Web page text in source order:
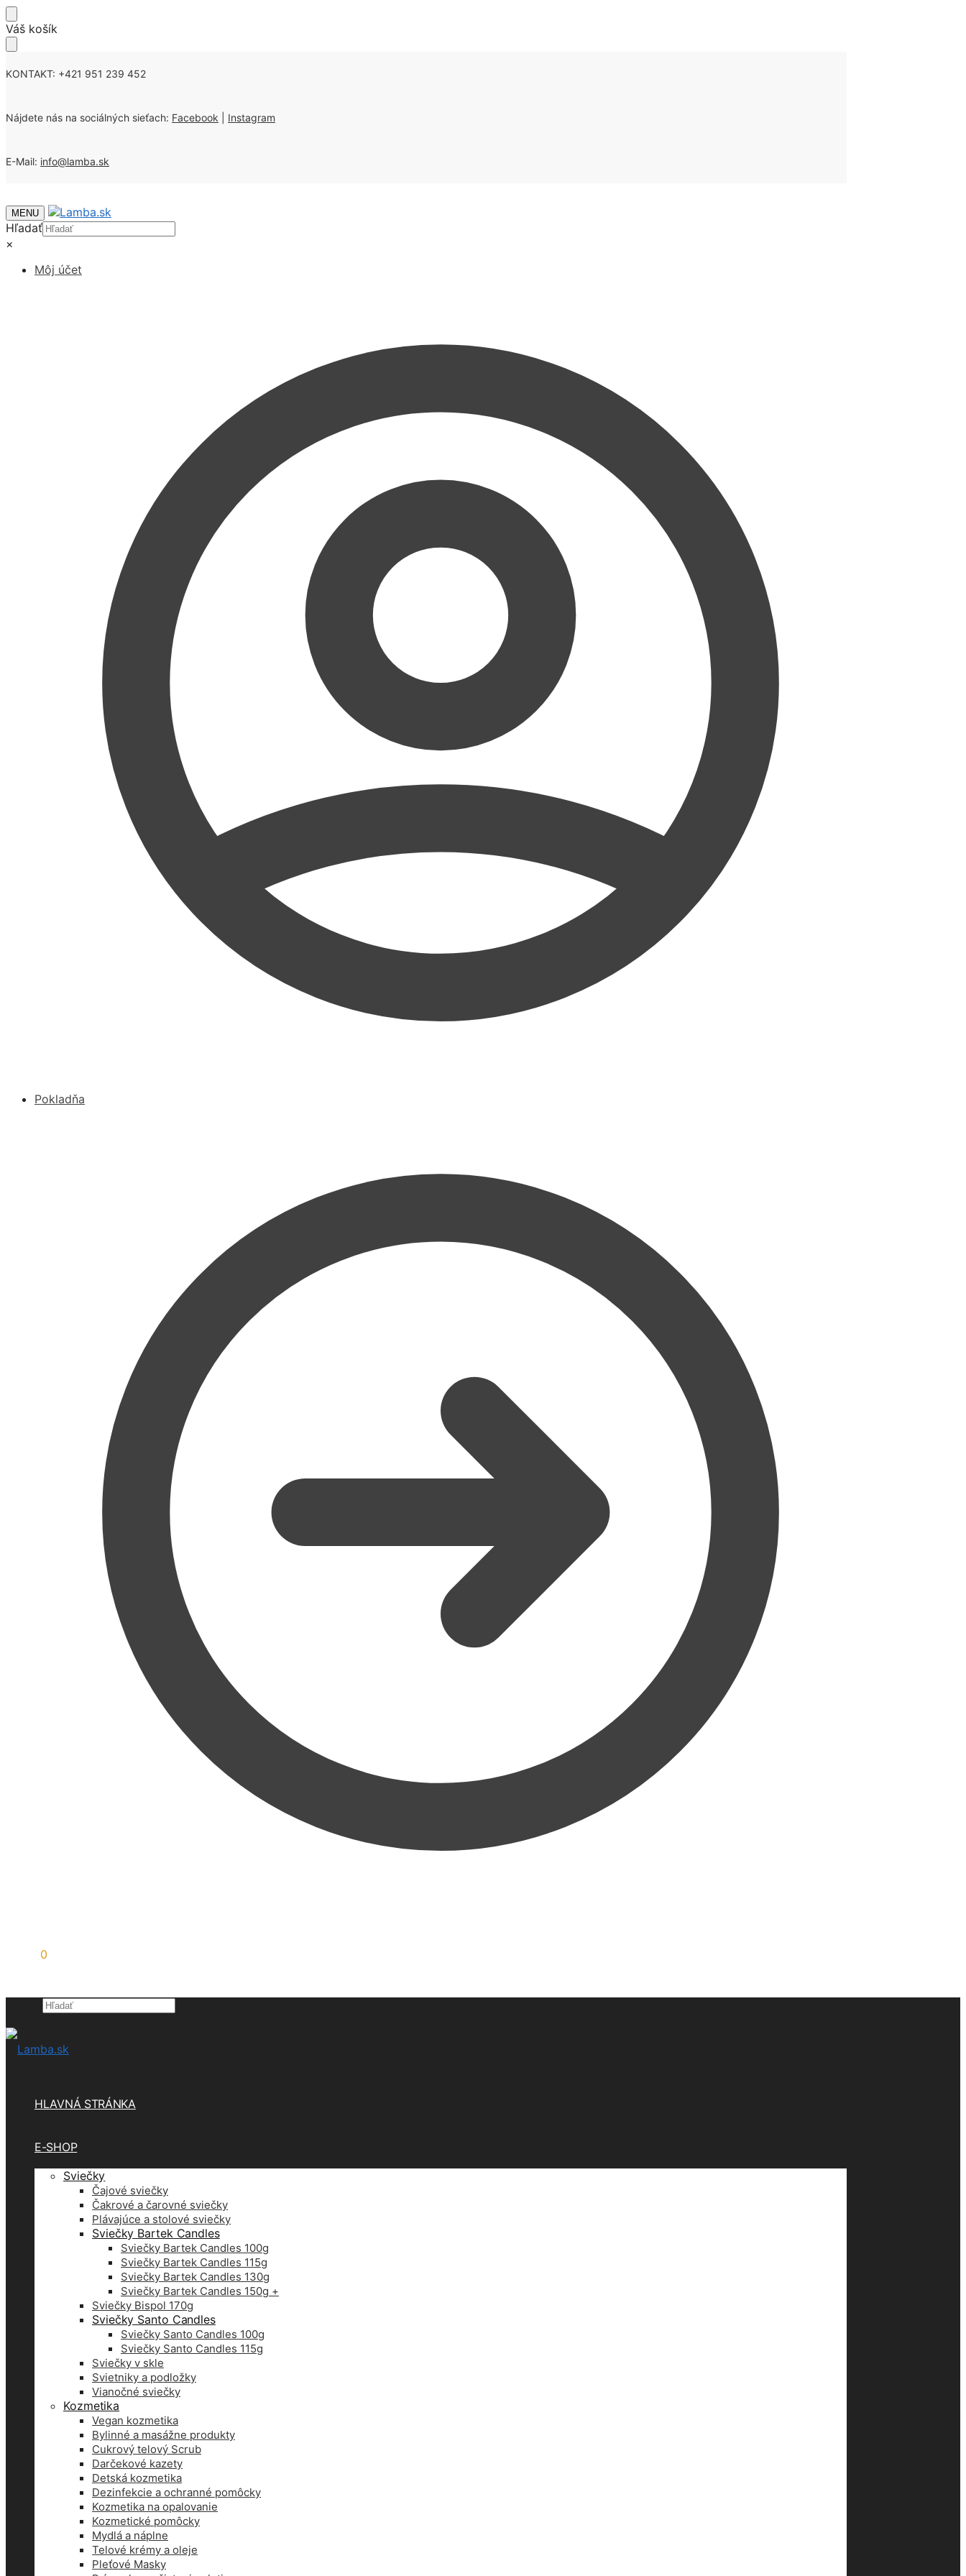
Skip
to
Skip
to
Váš košík
KONTAKT: +421 951 239 452
Nájdete nás na sociálných sieťach: Facebook Instagram
E-Mail: info@lamba.sk
MENU
Hľadať
×
Môj účet
Pokladňa
0
HLAVNÁ STRÁNKA
E-SHOP
Sviečky
Čajové sviečky
Čakrové a čarovné sviečky
Plávajúce a stolové sviečky
Sviečky Bartek Candles
Sviečky Bartek Candles 100g
Sviečky Bartek Candles 115g
Sviečky Bartek Candles 130g
Sviečky Bartek Candles 150g +
Sviečky Bispol 170g
Sviečky Santo Candles
Sviečky Santo Candles 100g
Sviečky Santo Candles 115g
Sviečky v skle
Svietniky a podložky
Vianočné sviečky
Kozmetika
Vegan kozmetika
Bylinné a masážne produkty
Cukrový telový Scrub
Darčekové kazety
Detská kozmetika
Dezinfekcie a ochranné pomôcky
Kozmetika na opalovanie
Kozmetické pomôcky
Mydlá a náplne
Telové krémy a oleje
Pleťové Masky